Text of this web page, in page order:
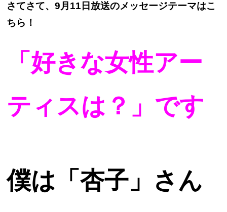
さてさて、9月11日放送のメッセージテーマはこ
ちら！
「好きな女性アー
ティスは？」です
僕は「杏子」さん